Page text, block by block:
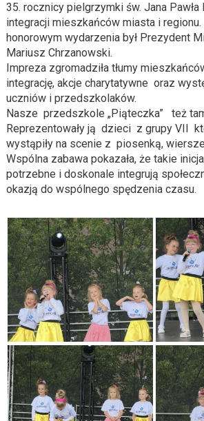
35. rocznicy pielgrzymki św. Jana
integracji mieszkańców miasta i regionu.
honorowym wydarzenia byłPrezydent
Mariusz Chrzanowski.
Impreza zgromadziła tłumy
integrację, akcje charytatywne oraz
uczniów i przedszkolaków.
Nasze przedszkole „Piąteczka” też
Reprezentowały ją dzieci z grupy VII
wystąpiły na scenie z piosenką,
Wspólna zabawa pokazała, że takie
potrzebne i doskonale integrują
okazją do wspólnego spędzenia czasu.